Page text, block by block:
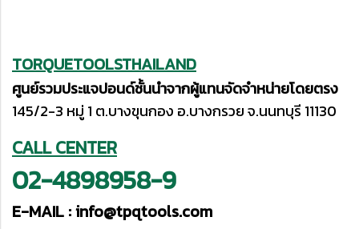
TORQUETOOLSTHAILAND
ศูนย์รวมประแจปอนด์ชั้นนำจากผู้แทนจัดจำหน่ายโดยตรง
145/2-3 หมู่ 1 ต.บางขุนกอง อ.บางกรวย จ.นนทบุรี 11130
CALL CENTER
02-4898958-9
E-MAIL :info@tpqtools.com